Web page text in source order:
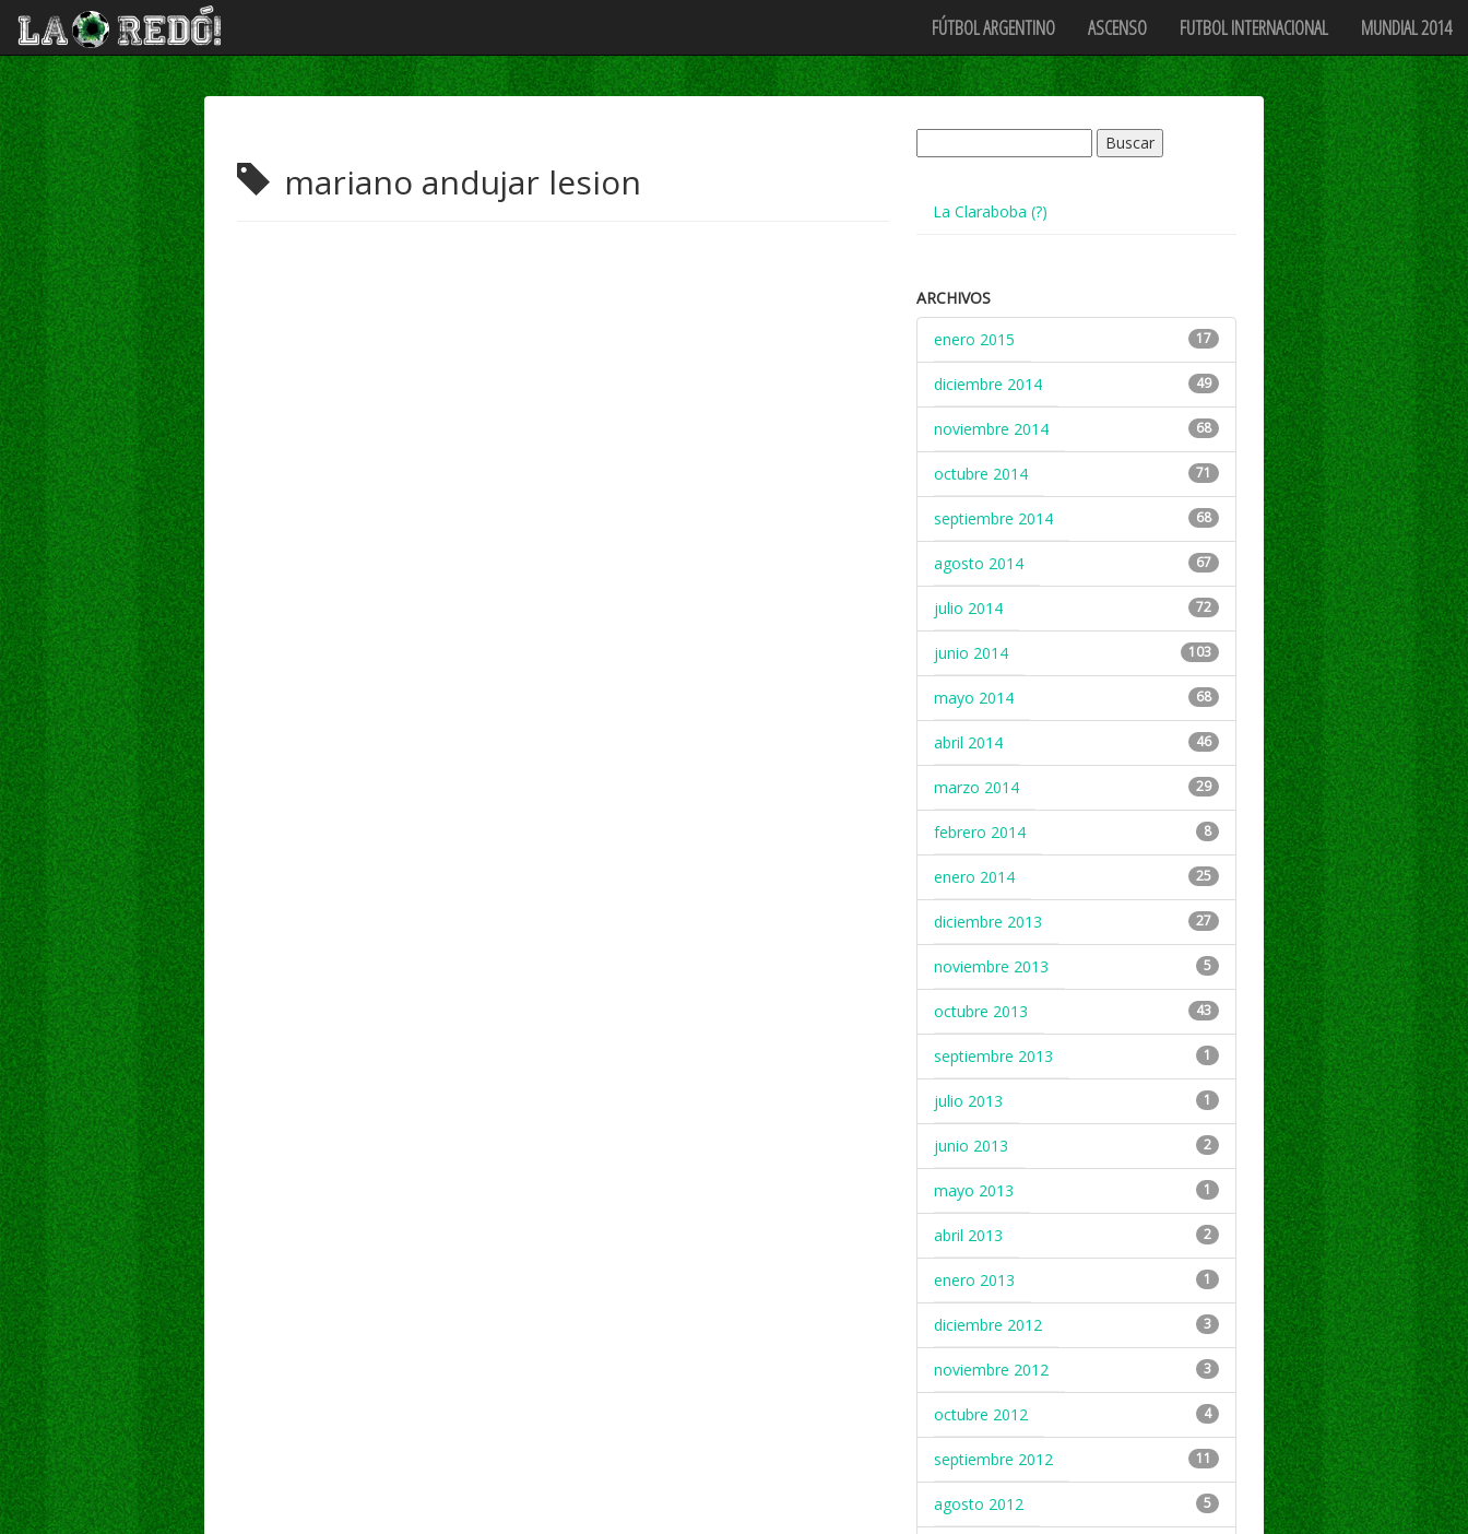
FÚTBOL ARGENTINO ASCENSO FUTBOL INTERNACIONAL MUNDIAL 2014
mariano andujar lesion
La Claraboba (?)
ARCHIVOS
enero 2015
17
diciembre 2014 49
noviembre 2014 68
octubre 2014 71
septiembre 2014 68
agosto 2014 67
julio 2014 72
junio 2014 103
mayo 2014 68
abril 2014 46
marzo 2014 29
febrero 2014 8
enero 2014 25
diciembre 2013 27
noviembre 2013 5
octubre 2013 43
septiembre 2013 1
julio 2013 1
junio 2013 2
mayo 2013 1
abril 2013 2
enero 2013 1
diciembre 2012 3
noviembre 2012 3
octubre 2012 4
septiembre 2012 11
agosto 2012 5